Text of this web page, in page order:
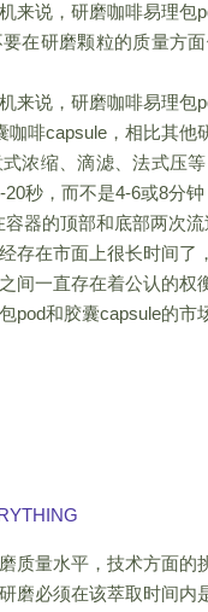
来说，研磨咖啡易理
在研磨颗粒的质量方
来说，研磨咖啡易理
咖啡capsule，相比其
浓缩、滴滤、法式压
秒，而不是4-6或8分
器的顶部和底部两次
存在市面上很长时间
间一直存在着公认的
pod和胶囊capsule的
质量水平，技术方面的
磨必须在该萃取时间